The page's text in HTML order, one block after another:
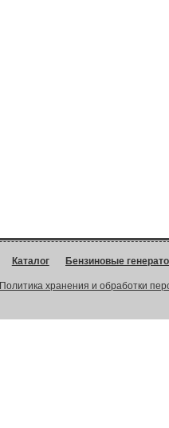
Каталог Бензиновые
Политика хранения и обработки